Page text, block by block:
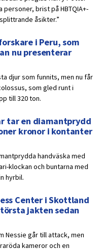
brist på HBTQIA+-
åsikter.”
i Peru, som
nu presenterar
djur som funnits, men nu får
som gled runt i
till 320 ton.
tar en diamantprydd
kronor i kontanter
handväska med
klockan och buntarna med
hyrbil.
Center i Skottland
jakten sedan
Nessie går till attack, men
kameror och en